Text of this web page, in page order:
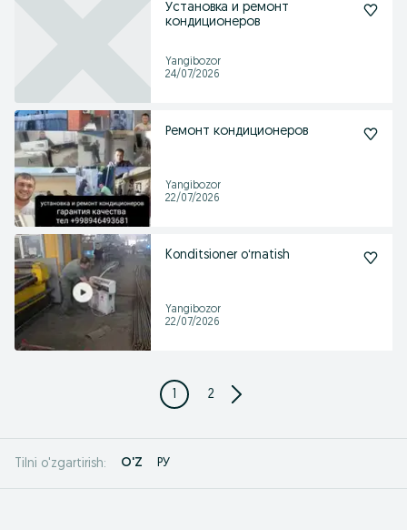
Установка и ремонт
кондиционеров
Yangibozor
24/07/2026
Ремонт кондиционеров
Yangibozor
22/07/2026
Konditsioner oʻrnatish
Yangibozor
22/07/2026
1 2
Tilni o'zgartirish: O'Z РУ